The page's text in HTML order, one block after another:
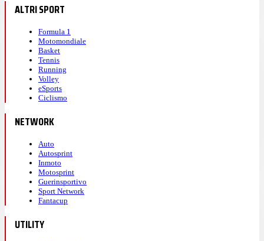
ALTRI SPORT
Formula 1
Motomondiale
Basket
Tennis
Running
Volley
eSports
Ciclismo
NETWORK
Auto
Autosprint
Inmoto
Motosprint
Guerinsportivo
Sport Network
Fantacup
UTILITY